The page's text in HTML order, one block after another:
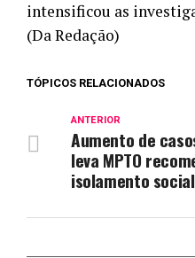
intensificou as
(Da Redação)
TÓPICOS RELACIONADOS
ANTERIOR
Aumento de
leva MPTO
isolamento social